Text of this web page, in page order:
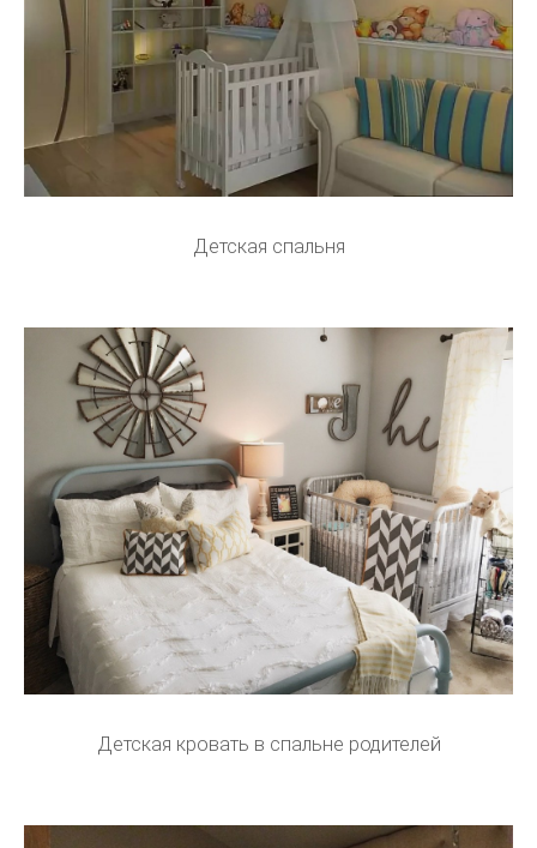
Детская спальня
Детская кровать в спальне родителей